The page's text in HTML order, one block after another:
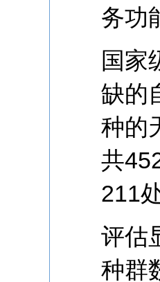
务功
国家
缺的
种的
共
211
评估
种群